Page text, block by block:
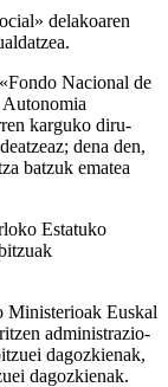
delakoaren
Nacional de
karguko diru-
dena den,
batzuk ematea
Estatuko
Ministerioak Euskal
administrazio-
dagozkienak,
dagozkienak.